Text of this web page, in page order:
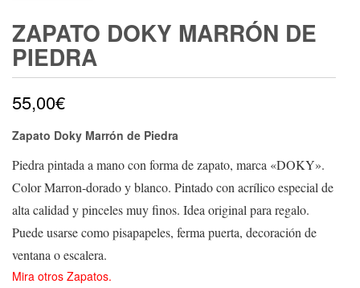
ZAPATO DOKY MARRÓN DE
PIEDRA
55,00€
Zapato Doky Marrón de Piedra
Piedra pintada a mano con forma de zapato, marca «DOKY».
Color Marron-dorado y blanco. Pintado con acrílico especial de
alta calidad y pinceles muy finos. Idea original para regalo.
Puede usarse como pisapapeles, ferma puerta, decoración de
ventana o escalera.
Mira otros Zapatos.